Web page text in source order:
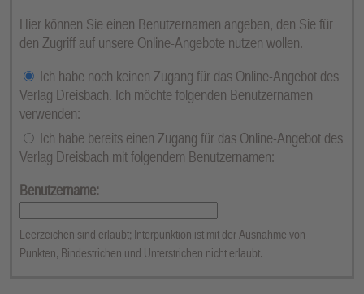
Hier können Sie einen Benutzernamen angeben, den Sie für
den Zugriff auf unsere Online-Angebote nutzen wollen.
Ich habe noch keinen Zugang für das Online-Angebot des
Verlag Dreisbach. Ich möchte folgenden Benutzernamen
verwenden:
Ich habe bereits einen Zugang für das Online-Angebot des
Verlag Dreisbach mit folgendem Benutzernamen:
Benutzername:
Leerzeichen sind erlaubt; Interpunktion ist mit der Ausnahme von
Punkten, Bindestrichen und Unterstrichen nicht erlaubt.